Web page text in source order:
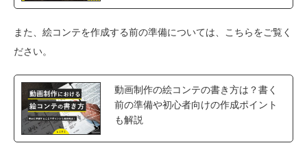
また、絵コンテを作成する前の準備については、こちらをご覧く
ださい。
動画制作の絵コンテの書き方は？書く
前の準備や初心者向けの作成ポイント
も解説